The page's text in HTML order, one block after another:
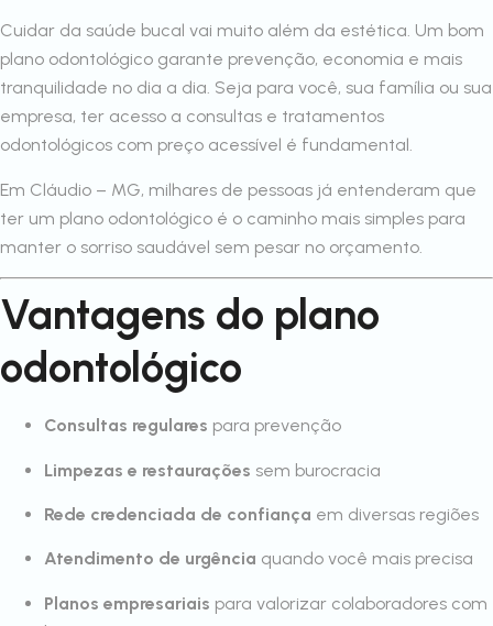
Cuidar da saúde bucal vai muito além da estética. Um bom
plano odontológico garante prevenção, economia e mais
tranquilidade no dia a dia. Seja para você, sua família ou sua
empresa, ter acesso a consultas e tratamentos
odontológicos com preço acessível é fundamental.
Em Cláudio – MG, milhares de pessoas já entenderam que
ter um plano odontológico é o caminho mais simples para
manter o sorriso saudável sem pesar no orçamento.
Vantagens do plano
odontológico
Consultas regulares para prevenção
Limpezas e restaurações sem burocracia
Rede credenciada de confiança em diversas regiões
Atendimento de urgência quando você mais precisa
Planos empresariais para valorizar colaboradores com